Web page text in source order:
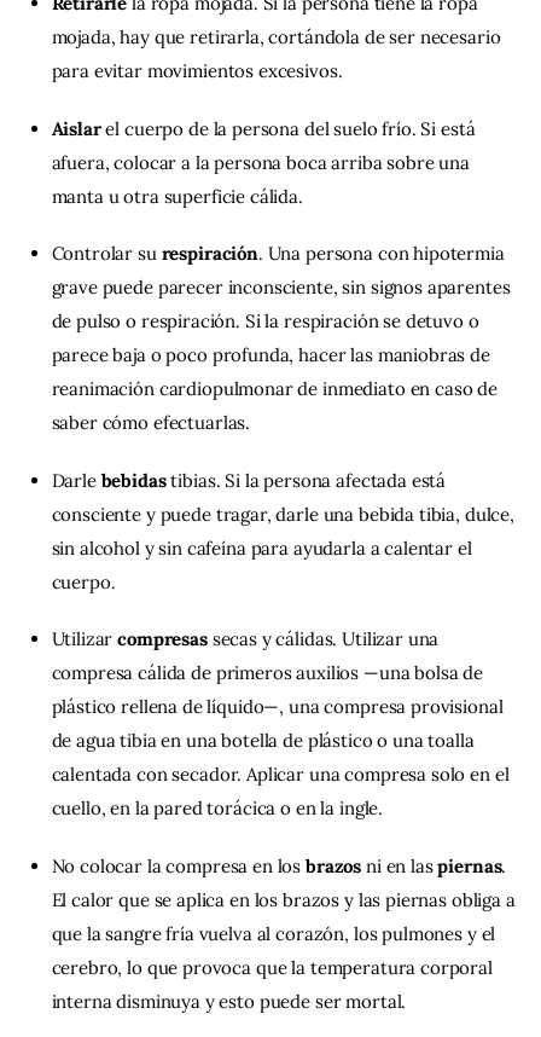
mojada, hay que retirarla, cortándola de ser necesario
para evitar movimientos excesivos.
Aislarel cuerpo de la persona del suelo frío. Si está
afuera, colocar a la persona boca arriba sobre una
manta u otra superficie cálida.
Controlar su respiración. Una persona con hipotermia
grave puede parecer inconsciente, sin signos aparentes
de pulso o respiración. Si la respiración se detuvo o
parece baja o poco profunda, hacer las maniobras de
reanimación cardiopulmonar de inmediato en caso de
saber cómo efectuarlas.
Darle bebidastibias. Si la persona afectada está
consciente y puede tragar, darle una bebida tibia, dulce,
sin alcohol y sin cafeína para ayudarla a calentar el
cuerpo.
Utilizarcompresassecas y cálidas. Utilizar una
compresa cálida de primeros auxilios —una bolsa de
plástico rellena de líquido—, una compresa provisional
de agua tibia en una botella de plástico o una toalla
calentada con secador. Aplicar una compresa solo en el
cuello, en la pared torácica o en la ingle.
No colocar la compresa en los brazos ni en laspiernas.
El calor que se aplica en los brazos y las piernas obliga a
que la sangre fría vuelva al corazón, los pulmones y el
cerebro, lo que provoca que la temperatura corporal
interna disminuya y esto puede ser mortal.